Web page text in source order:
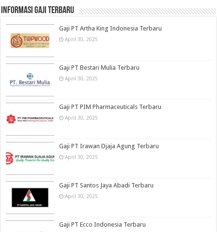
informasi gaji terbaru
Gaji PT Artha King Indonesia Terbaru
April 30, 2025
Gaji PT Bestari Mulia Terbaru
April 30, 2025
Gaji PT PIM Pharmaceuticals Terbaru
April 30, 2025
Gaji PT Irawan Djaja Agung Terbaru
April 30, 2025
Gaji PT Santos Jaya Abadi Terbaru
April 30, 2025
Gaji PT Ecco Indonesia Terbaru